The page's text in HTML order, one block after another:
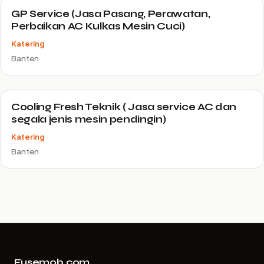
GP Service (Jasa Pasang, Perawatan,
Perbaikan AC Kulkas Mesin Cuci)
Katering
Banten
Cooling Fresh Teknik ( Jasa service AC dan
segala jenis mesin pendingin)
Katering
Banten